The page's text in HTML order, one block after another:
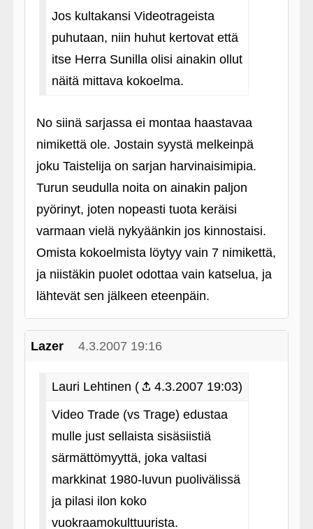
Jos kultakansi Videotrageista
puhutaan, niin huhut kertovat että
itse Herra Sunilla olisi ainakin ollut
näitä mittava kokoelma.
No siinä sarjassa ei montaa haastavaa
nimikettä ole. Jostain syystä melkeinpä
joku Taistelija on sarjan harvinaisimipia.
Turun seudulla noita on ainakin paljon
pyörinyt, joten nopeasti tuota keräisi
varmaan vielä nykyäänkin jos kinnostaisi.
Omista kokoelmista löytyy vain 7 nimikettä,
ja niistäkin puolet odottaa vain katselua, ja
lähtevät sen jälkeen eteenpäin.
Lazer 4.3.2007 19:16
Lauri Lehtinen (
4.3.2007 19:03)
Video Trade (vs Trage) edustaa
mulle just sellaista sisäsiistiä
särmättömyyttä, joka valtasi
markkinat 1980-luvun puolivälissä
ja pilasi ilon koko
vuokraamokulttuurista.